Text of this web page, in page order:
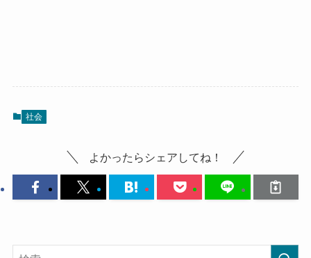
社会
よかったらシェアしてね！